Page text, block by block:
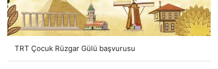
TRT Çocuk Rüzgar Gülü başvurusu